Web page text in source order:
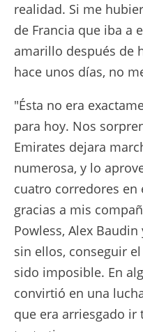
realidad. Si me
de Francia que iba a
amarillo después de
hace unos días, no
"Ésta no era
para hoy. Nos
Emirates dejara
numerosa, y lo
cuatro corredores en
gracias a mis
Powless, Alex
sin ellos, conseguir
sido imposible. En
convirtió en una
que era arriesgado